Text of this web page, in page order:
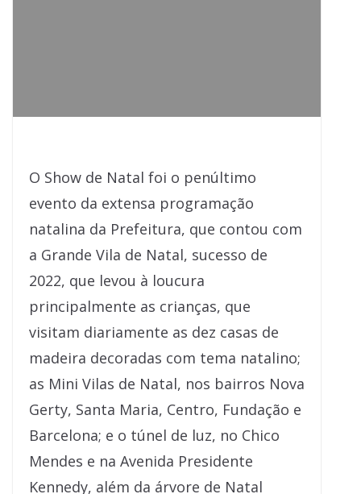
O Show de Natal foi o penúltimo
evento da extensa programação
natalina da Prefeitura, que contou com
a Grande Vila de Natal, sucesso de
2022, que levou à loucura
principalmente as crianças, que
visitam diariamente as dez casas de
madeira decoradas com tema natalino;
as Mini Vilas de Natal, nos bairros Nova
Gerty, Santa Maria, Centro, Fundação e
Barcelona; e o túnel de luz, no Chico
Mendes e na Avenida Presidente
Kennedy, além da árvore de Natal